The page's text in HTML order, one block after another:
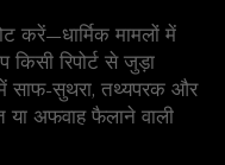
करें—धार्मिक मामलों में
रिपोर्ट से जुड़ा
साफ-सुथरा, तथ्यपरक और
अफवाह फैलाने वाली